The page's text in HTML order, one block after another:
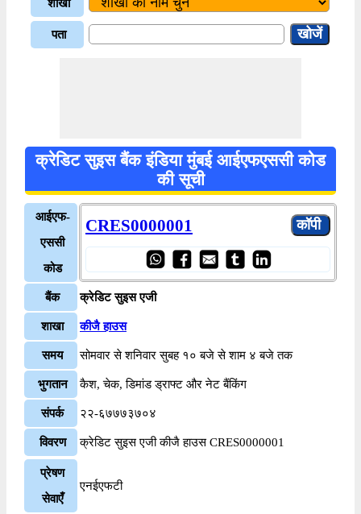
शाखा
पता
क्रेडिट सुइस बैंक इंडिया मुंबई आईएफएससी कोड
की सूची
आईएफ-
एससी
कोड
CRES0000001
बैंक क्रेडिट सुइस एजी
शाखा कीजै हाउस
समय सोमवार से शनिवार सुबह १० बजे से शाम ४ बजे तक
भुगतान कैश, चेक, डिमांड ड्राफ्ट और नेट बैंकिंग
संपर्क २२-६७७७३७०४
विवरण क्रेडिट सुइस एजी कीजै हाउस CRES0000001
प्रेषण
सेवाएँ
एनईएफटी